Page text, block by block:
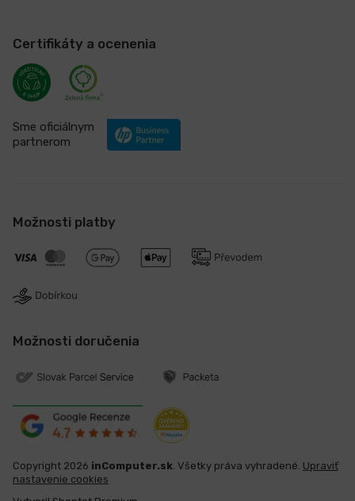
Certifikáty a ocenenia
Sme oficiálnym
partnerom
Možnosti platby
Možnosti doručenia
Copyright 2026 inComputer.sk. Všetky práva vyhradené. Upraviť
nastavenie cookies